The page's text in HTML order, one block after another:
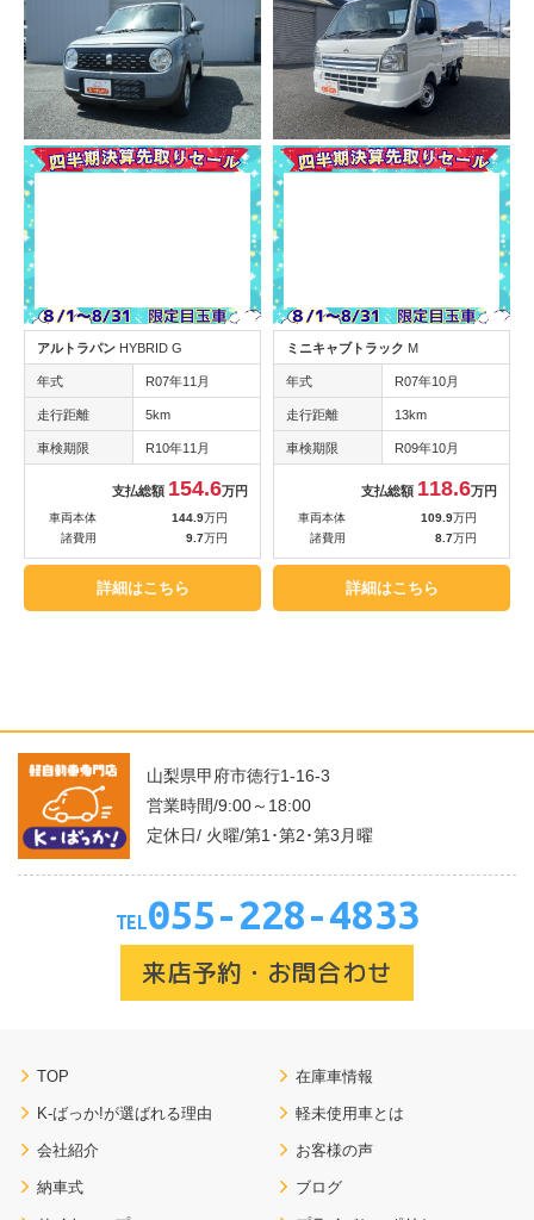
アルトラパン HYBRID G
年式 R07年11月
走行距離 5km
車検期限 R10年11月
支払総額 154.6万円
車両本体 144.9万円
諸費用
9.7万円
詳細はこちら
ミニキャブトラック M
年式 R07年10月
走行距離 13km
車検期限 R09年10月
支払総額 118.6万円
車両本体 109.9万円
諸費用
8.7万円
詳細はこちら
山梨県甲府市徳行1-16-3
営業時間/9:00～18:00
定休日/ 火曜/第1･第2･第3月曜
TEL055-228-4833
来店予約・お問合わせ
TOP 在庫車情報
K-ばっか!が選ばれる理由 軽未使用車とは
会社紹介 お客様の声
納車式 ブログ